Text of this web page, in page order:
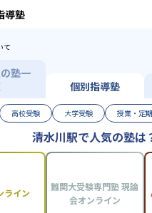
導塾
て
塾一
個別指導塾
高校受験 大学受験 授業・定
清水川駅で人気の塾は
ライン
難関大受験専門塾 現論
会オンライン